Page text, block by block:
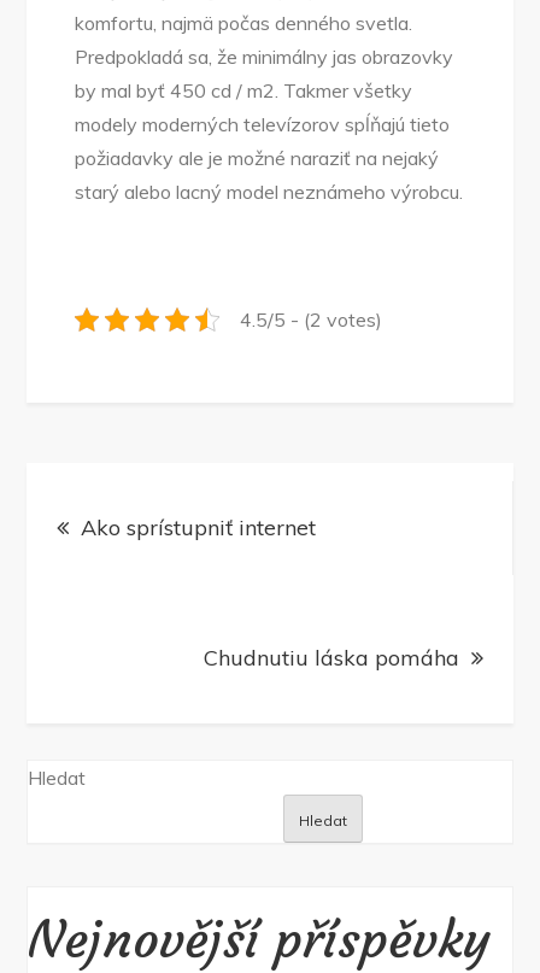
komfortu, najmä počas denného svetla.
Predpokladá sa, že minimálny jas obrazovky
by mal byť 450 cd / m2. Takmer všetky
modely moderných televízorov spĺňajú tieto
požiadavky ale je možné naraziť na nejaký
starý alebo lacný model neznámeho výrobcu.
4.5/5 - (2 votes)
Ako sprístupniť internet
Chudnutiu láska pomáha
Hledat
Hledat
Nejnovější příspěvky